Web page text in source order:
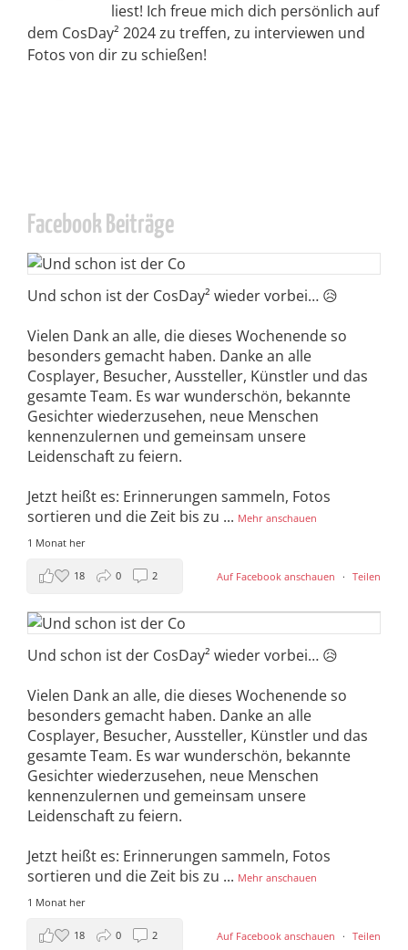
liest! Ich freue mich dich persönlich auf
dem CosDay² 2024 zu treffen, zu interviewen und
Fotos von dir zu schießen!
Facebook Beiträge
Und schon ist der CosDay² wieder vorbei… 😥
Vielen Dank an alle, die dieses Wochenende so
besonders gemacht haben. Danke an alle
Cosplayer, Besucher, Aussteller, Künstler und das
gesamte Team. Es war wunderschön, bekannte
Gesichter wiederzusehen, neue Menschen
kennenzulernen und gemeinsam unsere
Leidenschaft zu feiern.
Jetzt heißt es: Erinnerungen sammeln, Fotos
sortieren und die Zeit bis zu ... Mehr anschauen
1 Monat her
Auf Facebook anschauen · Teilen
18 0 2
Und schon ist der CosDay² wieder vorbei… 😥
Vielen Dank an alle, die dieses Wochenende so
besonders gemacht haben. Danke an alle
Cosplayer, Besucher, Aussteller, Künstler und das
gesamte Team. Es war wunderschön, bekannte
Gesichter wiederzusehen, neue Menschen
kennenzulernen und gemeinsam unsere
Leidenschaft zu feiern.
Jetzt heißt es: Erinnerungen sammeln, Fotos
sortieren und die Zeit bis zu ... Mehr anschauen
1 Monat her
Auf Facebook anschauen · Teilen
18 0 2